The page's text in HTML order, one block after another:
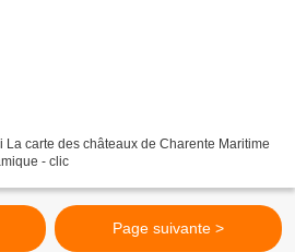
La carte des châteaux de Charente Maritime
- clic
Page suivante >